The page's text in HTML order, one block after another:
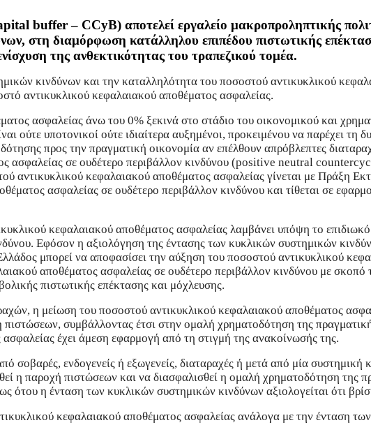
buffer – CCyB) αποτελεί εργαλείο μακροπροληπτικής
στη διαμόρφωση κατάλληλου επιπέδου πιστωτικής
της ανθεκτικότητας του τραπεζικού τομέα.
κινδύνων και την καταλληλότητα του ποσοστού αντικυκλικού
αντικυκλικού κεφαλαιακού αποθέματος ασφαλείας.
ασφαλείας άνω του 0% ξεκινά στο στάδιο του οικονομικού και
ούτε υποτονικοί ούτε ιδιαίτερα αυξημένοι, προκειμένου να παρέχει τη
προς την πραγματική οικονομία αν επέλθουν απρόβλεπτες
ασφαλείας σε ουδέτερο περιβάλλον κινδύνου (positive neutral
κεφαλαιακού αποθέματος ασφαλείας γίνεται με Πράξη
ασφαλείας σε ουδέτερο περιβάλλον κινδύνου και τίθεται σε
κεφαλαιακού αποθέματος ασφαλείας λαμβάνει υπόψη το
Εφόσον η αξιολόγηση της έντασης των κυκλικών συστημικών
μπορεί να αποφασίσει την αύξηση του ποσοστού αντικυκλικού
αποθέματος ασφαλείας σε ουδέτερο περιβάλλον κινδύνου με
πιστωτικής επέκτασης και μόχλευσης.
η μείωση του ποσοστού αντικυκλικού κεφαλαιακού αποθέματος
συμβάλλοντας έτσι στην ομαλή χρηματοδότηση της
έχει άμεση εφαρμογή από τη στιγμή της ανακοίνωσής της.
ενδογενείς ή εξωγενείς, διαταραχές ή μετά από μία συστημική
η παροχή πιστώσεων και να διασφαλισθεί η ομαλή χρηματοδότηση της
η ένταση των κυκλικών συστημικών κινδύνων αξιολογείται ότι
κεφαλαιακού αποθέματος ασφαλείας ανάλογα με την ένταση